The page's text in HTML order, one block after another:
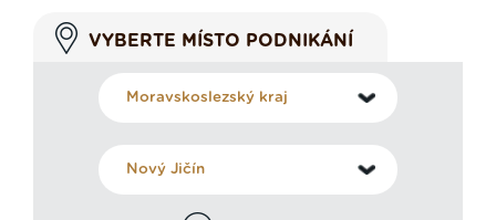
VYBERTE MÍSTO PODNIKÁNÍ